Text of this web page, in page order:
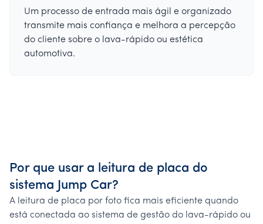
Um processo de entrada mais ágil e organizado
transmite mais confiança e melhora a percepção
do cliente sobre o lava-rápido ou estética
automotiva.
Por que usar a leitura de placa do
sistema Jump Car?
A leitura de placa por foto fica mais eficiente quando
está conectada ao sistema de gestão do lava-rápido ou